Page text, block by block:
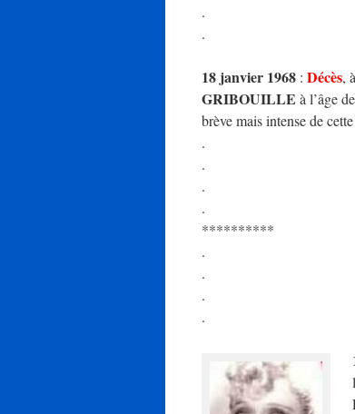
.
.
18 janvier 1968 : Décès,
GRIBOUILLE à l’âge
brève mais intense de
.
.
.
.
**********
.
.
.
.